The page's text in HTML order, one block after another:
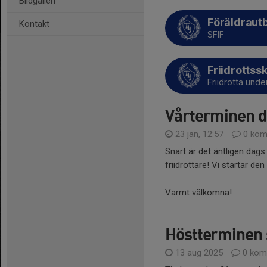
Kontakt
SFIF
Friidrotta
Vårterminen
23 jan, 12:57
0
Snart är det äntligen
friidrottare! Vi startar den
Varmt välkomna!
13 aug 2025
0